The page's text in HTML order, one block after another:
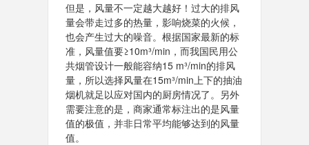
但是，风量不一定越大越好！过大的排风
量会带走过多的热量，影响烧菜的火候，
也会产生过大的噪音。根据国家最新的标
准，风量值要≥10m³/min，而我国民用公
共烟管设计一般能容纳15 m³/min的排风
量，所以选择风量在15m³/min上下的抽油
烟机就足以应对国内的厨房情况了。另外
需要注意的是，商家通常标注出的是风量
值的极值，并非日常平均能够达到的风量
值。